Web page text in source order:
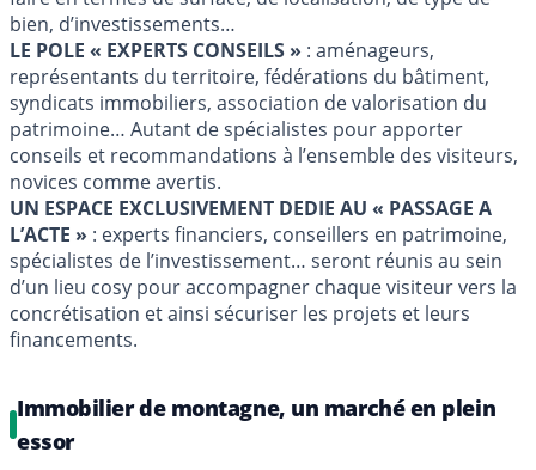
bien, d’investissements…
LE POLE « EXPERTS CONSEILS » : aménageurs,
représentants du territoire, fédérations du bâtiment,
syndicats immobiliers, association de valorisation du
patrimoine… Autant de spécialistes pour apporter
conseils et recommandations à l’ensemble des visiteurs,
novices comme avertis.
UN ESPACE EXCLUSIVEMENT DEDIE AU « PASSAGE A
L’ACTE » : experts financiers, conseillers en patrimoine,
spécialistes de l’investissement… seront réunis au sein
d’un lieu cosy pour accompagner chaque visiteur vers la
concrétisation et ainsi sécuriser les projets et leurs
financements.
Immobilier de montagne, un marché en plein
essor